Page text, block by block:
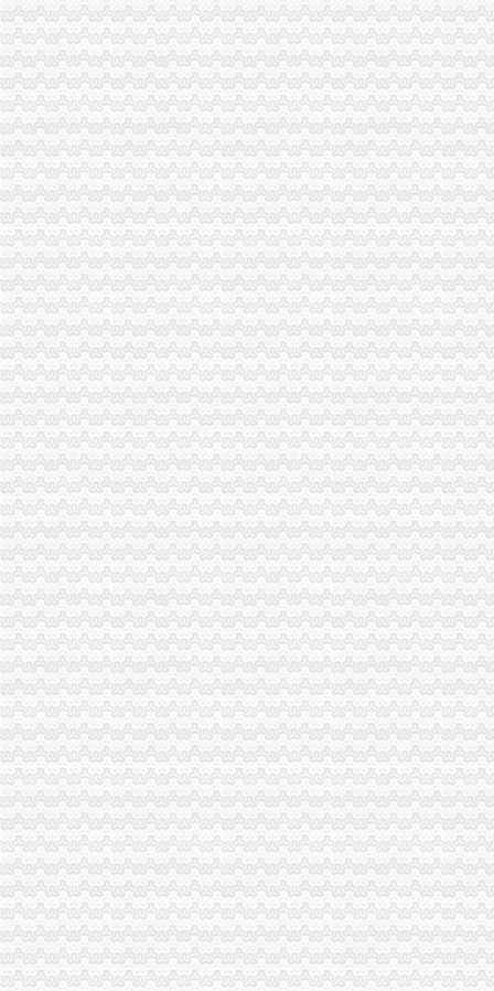
【洪山代办注册公司_执照代办_工商代理知名代理】-武昌积玉桥易登网
【58同城】上海代办工商执照
【连云港速成会计服务有限公司_连云港代理工商注册、代办营业执照
【创客商务：代理记账报税、代办工商执照】-代理记帐-永州赶集网
【个体户营业执照工商代办企业店铺代理记账】-深圳坪山新区易登网
【曲靖财务公司,曲靖代办工商营业执照；曲靖注册公司】-曲靖易登网
广州工商注册,工商注册,代办营业执照,代理记帐,税务登记,一
【代办工商执照公司注册验资代账】-公司注册-沈赶集网
西宁注册公司代办营业执照多项资质代办代理记账_西宁城西区工商
|公司注册|成都工商代理|成都工商注册|公司注册280元|代办营业执照|代
【代办工商执照具体要怎么做？】-南城袁屋边易登网
中山代办卫生证|执照_公司注册代办_工商注册登记_一般纳税人申请_
东光注册公司|东光代办营业执照|东光工商注册|东光代办个体营业执照
郑州金水区注册公司代理|郑州自贸区工商注册代办|郑州航空港区代办